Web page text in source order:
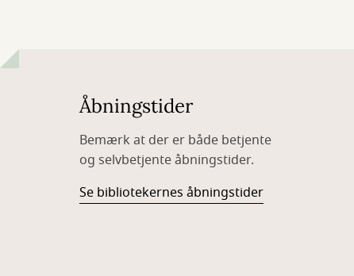
Åbningstider
Bemærk at der er både betjente
og selvbetjente åbningstider.
Se bibliotekernes åbningstider